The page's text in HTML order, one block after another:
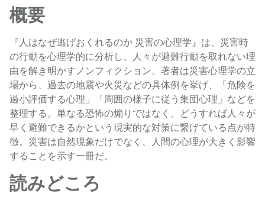
概要
『人はなぜ逃げおくれるのか 災害の心理学』は、災害時
の行動を心理学的に分析し、人々が避難行動を取れない理
由を解き明かすノンフィクション。著者は災害心理学の立
場から、過去の地震や火災などの具体例を挙げ、「危険を
過小評価する心理」「周囲の様子に従う集団心理」などを
整理する。単なる恐怖の煽りではなく、どうすれば人々が
早く避難できるかという現実的な対策に繋げている点が特
徴。災害は自然現象だけでなく、人間の心理が大きく影響
することを示す一冊だ。
読みどころ